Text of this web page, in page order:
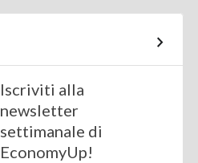
Iscriviti alla
newsletter
settimanale di
EconomyUp!